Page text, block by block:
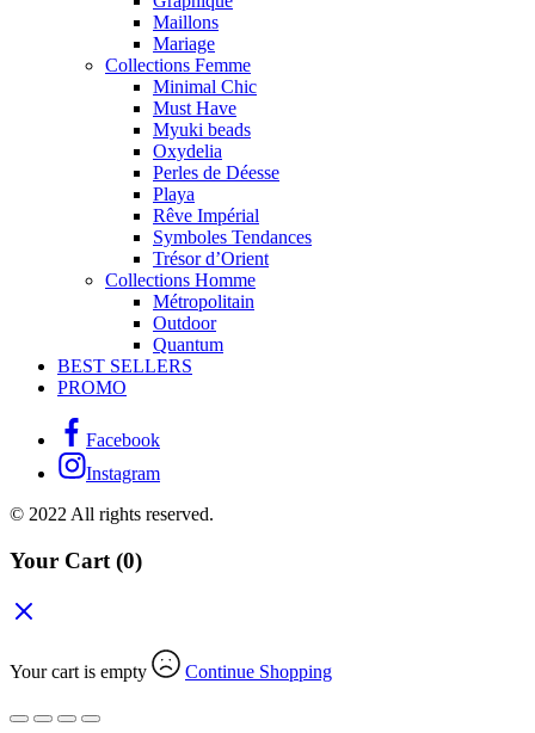
Maillons
Mariage
Collections Femme
Minimal Chic
Must Have
Myuki beads
Oxydelia
Perles de Déesse
Playa
Rêve Impérial
Symboles Tendances
Trésor d’Orient
Collections Homme
Métropolitain
Outdoor
Quantum
BEST SELLERS
PROMO
Facebook
Instagram
© 2022 All rights reserved.
Your Cart (0)
Your cart is empty Continue Shopping